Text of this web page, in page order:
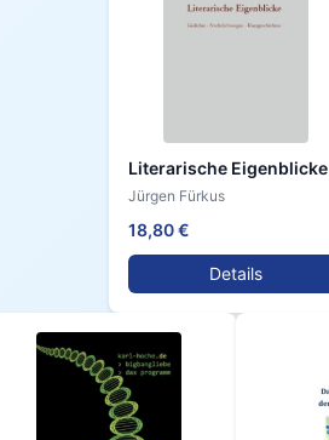
Literarische Eigenblicke
Jürgen Fürkus
18,80 €
Details